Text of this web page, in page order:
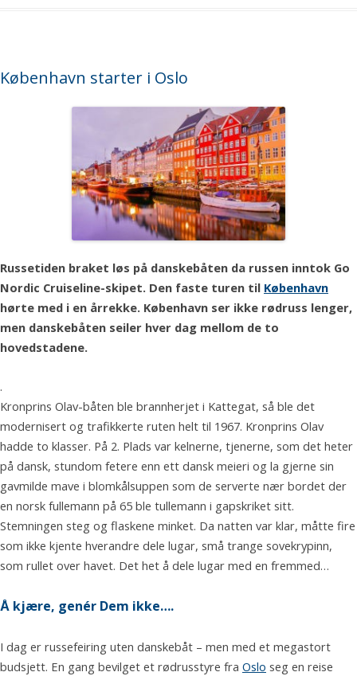
København starter i Oslo
Russetiden braket løs på danskebåten da russen inntok Go
Nordic Cruiseline-skipet. Den faste turen til København
hørte med i en årrekke. København ser ikke rødruss lenger,
men danskebåten seiler hver dag mellom de to
hovedstadene.
.
Kronprins Olav-båten ble brannherjet i Kattegat, så ble det
modernisert og trafikkerte ruten helt til 1967. Kronprins Olav
hadde to klasser. På 2. Plads var kelnerne, tjenerne, som det heter
på dansk, stundom fetere enn ett dansk meieri og la gjerne sin
gavmilde mave i blomkålsuppen som de serverte nær bordet der
en norsk fullemann på 65 ble tullemann i gapskriket sitt.
Stemningen steg og flaskene minket. Da natten var klar, måtte fire
som ikke kjente hverandre dele lugar, små trange sovekrypinn,
som rullet over havet. Det het å dele lugar med en fremmed…
Å kjære, genér Dem ikke….
I dag er russefeiring uten danskebåt – men med et megastort
budsjett. En gang bevilget et rødrusstyre fra Oslo seg en reise